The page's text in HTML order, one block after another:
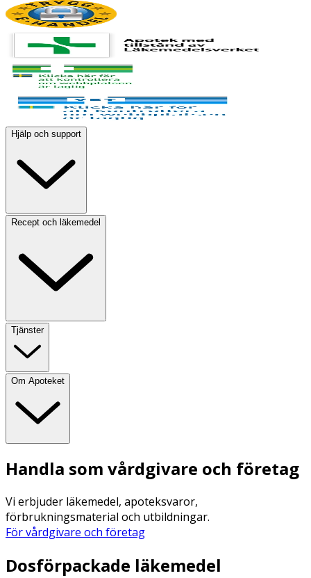
Hjälp och support
Recept och läkemedel
Tjänster
Om Apoteket
Handla som vårdgivare och företag
Vi erbjuder läkemedel, apoteksvaror,
förbrukningsmaterial och utbildningar.
För vårdgivare och företag
Dosförpackade läkemedel